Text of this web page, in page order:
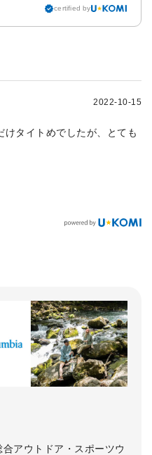
certified by
2022-10-15
タイトめでしたが、とても
アウトドア・スポーツウ